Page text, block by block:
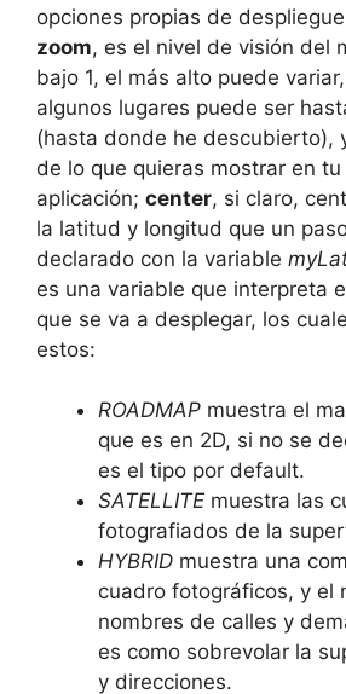
opciones propias de
zoom, es el nivel de visión del
bajo 1, el más alto puede
algunos lugares puede ser
(hasta donde he descubierto),
de lo que quieras mostrar en tu
aplicación; center, si claro,
la latitud y longitud que un
declarado con la variable
es una variable que interpreta
que se va a desplegar, los
estos:
ROADMAP muestra el
que es en 2D, si no se
es el tipo por default.
SATELLITE muestra las
fotografiados de la
HYBRID muestra una
cuadro fotográficos, y el
nombres de calles y
es como sobrevolar la
y direcciones.